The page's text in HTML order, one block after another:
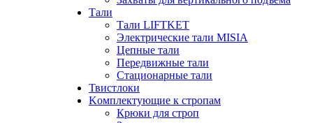
Тали
Тали LIFTKET
Электрические тали MISIA
Цепные тали
Передвижные тали
Стационарные тали
Твистлоки
Kомплектующие к стропам
Крюки для строп